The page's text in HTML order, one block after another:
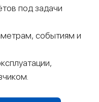
под задачи
событиям и